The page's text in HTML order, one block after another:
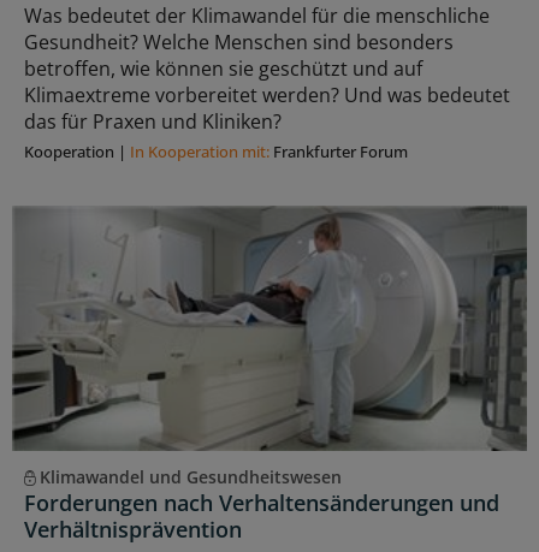
Was bedeutet der Klimawandel für die menschliche
Gesundheit? Welche Menschen sind besonders
betroffen, wie können sie geschützt und auf
Klimaextreme vorbereitet werden? Und was bedeutet
das für Praxen und Kliniken?
Kooperation | In Kooperation mit: Frankfurter Forum
Klimawandel und Gesundheitswesen
Forderungen nach Verhaltensänderungen und
Verhältnisprävention